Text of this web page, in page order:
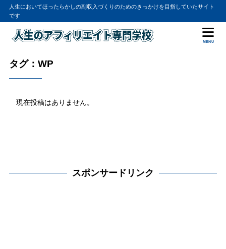
人生においてほったらかしの副収入づくりのためのきっかけを目指していたサイト
です
MENU
タグ：WP
現在投稿はありません。
スポンサードリンク